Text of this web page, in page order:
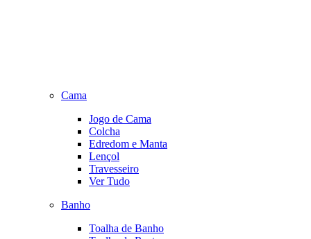
Cama
Jogo de Cama
Colcha
Edredom e Manta
Lençol
Travesseiro
Ver Tudo
Banho
Toalha de Banho